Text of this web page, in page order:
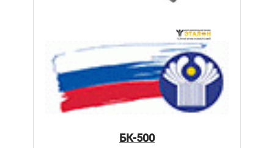
БК-500